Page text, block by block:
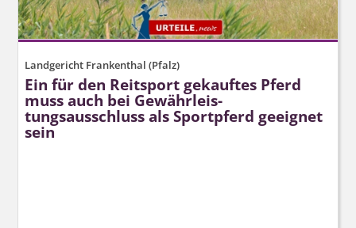
Landgericht Frankenthal (Pfalz)
Ein für den Reitsport gekauftes Pferd
muss auch bei Gewährleis­
tungsausschluss als Sportpferd geeignet
sein